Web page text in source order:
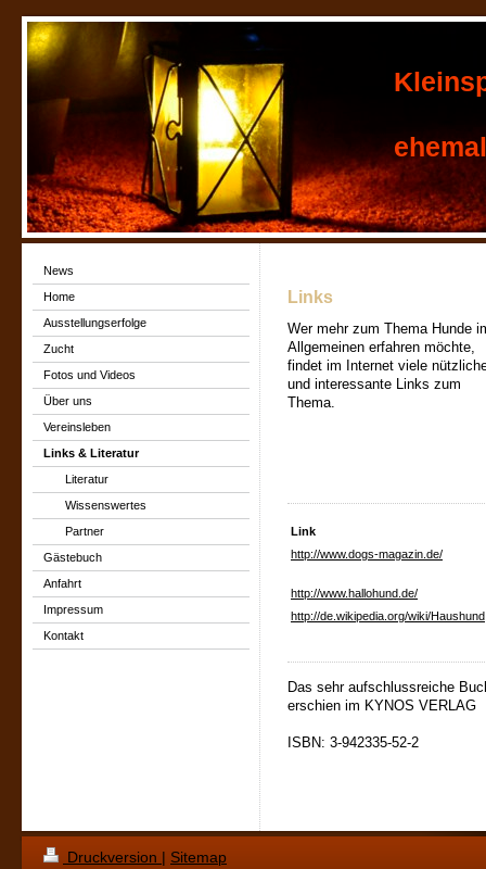
News
Home
Ausstellungserfolge
Zucht
Fotos und Videos
Über uns
Vereinsleben
Links & Literatur
Literatur
Wissenswertes
Partner
Gästebuch
Anfahrt
Impressum
Kontakt
Links
Wer mehr zum Thema Hunde
Allgemeinen erfahren möchte,
findet im Internet viele
und interessante Links zum
Thema.
Link
http://www.dogs-magazin.de/
http://www.hallohund.de/
http://de.wikipedia.org/wiki/Haushund
Das sehr aufschlussreiche
erschien im KYNOS VERLAG
ISBN: 3-942335-52-2
Druckversion
Sitemap